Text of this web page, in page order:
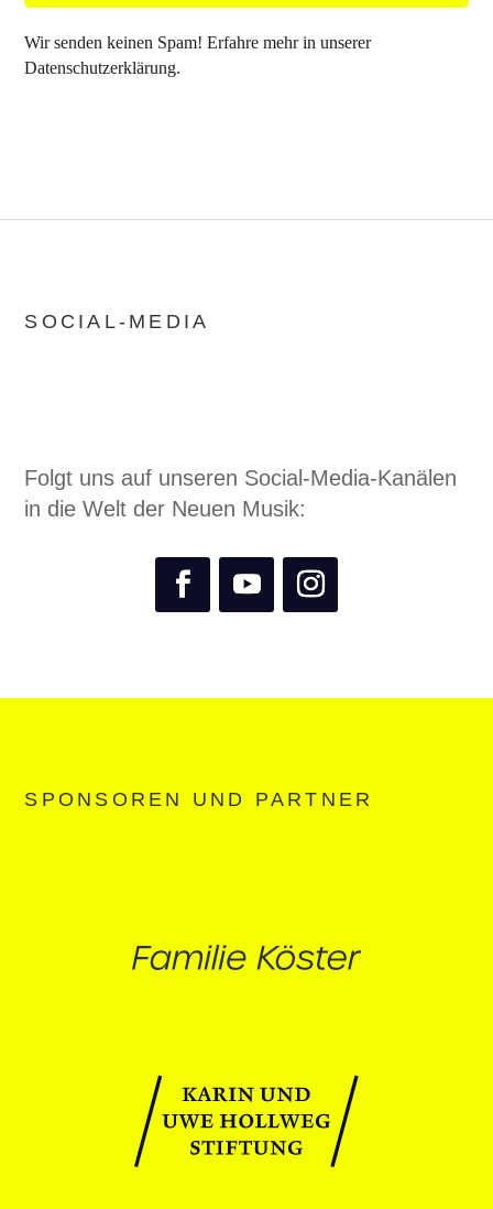
Wir senden keinen Spam! Erfahre mehr in unserer
Datenschutzerklärung.
SOCIAL-MEDIA
Folgt uns auf unseren Social-Media-Kanälen
in die Welt der Neuen Musik:
SPONSOREN UND PARTNER